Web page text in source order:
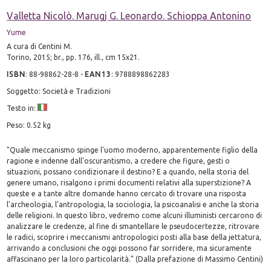
Valletta Nicolò. Marugj G. Leonardo. Schioppa Antonino
Yume
A cura di Centini M.
Torino, 2015; br., pp. 176, ill., cm 15x21.
ISBN:88-98862-28-8 - EAN13 :9788898862283
Soggetto: Società e Tradizioni
Testo in:
Peso: 0.52 kg
"Quale meccanismo spinge l'uomo moderno, apparentemente figlio della
ragione e indenne dall'oscurantismo, a credere che figure, gesti o
situazioni, possano condizionare il destino? E a quando, nella storia del
genere umano, risalgono i primi documenti relativi alla superstizione? A
queste e a tante altre domande hanno cercato di trovare una risposta
l'archeologia, l'antropologia, la sociologia, la psicoanalisi e anche la storia
delle religioni. In questo libro, vedremo come alcuni illuministi cercarono di
analizzare le credenze, al fine di smantellare le pseudocertezze, ritrovare
le radici, scoprire i meccanismi antropologici posti alla base della jettatura,
arrivando a conclusioni che oggi possono far sorridere, ma sicuramente
affascinano per la loro particolarità." (Dalla prefazione di Massimo Centini)